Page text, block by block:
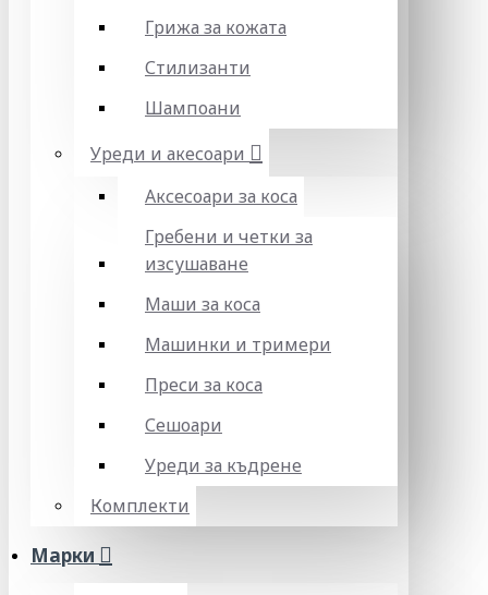
Грижа за кожата
Стилизанти
Шампоани
Уреди и акесоари
Аксесоари за коса
Гребени и четки за
изсушаване
Маши за коса
Машинки и тримери
Преси за коса
Сешоари
Уреди за къдрене
Комплекти
Марки